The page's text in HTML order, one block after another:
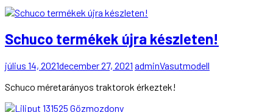
Schuco termékek újra készleten!
július 14, 2021december 27, 2021 adminVasutmodell
Schuco méretarányos traktorok érkeztek!